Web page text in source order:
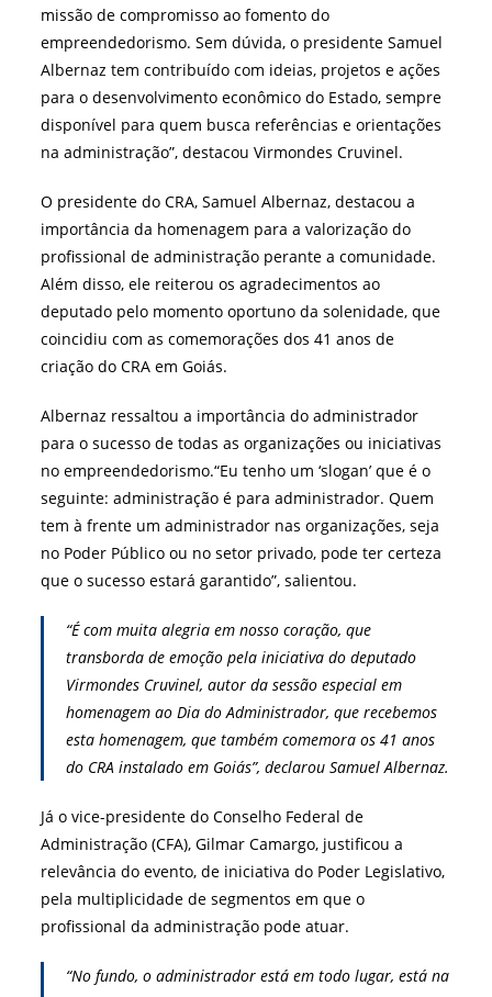
missão de compromisso ao fomento do
empreendedorismo. Sem dúvida, o presidente Samuel
Albernaz tem contribuído com ideias, projetos e ações
para o desenvolvimento econômico do Estado, sempre
disponível para quem busca referências e orientações
na administração”, destacou Virmondes Cruvinel.
O presidente do CRA, Samuel Albernaz, destacou a
importância da homenagem para a valorização do
profissional de administração perante a comunidade.
Além disso, ele reiterou os agradecimentos ao
deputado pelo momento oportuno da solenidade, que
coincidiu com as comemorações dos 41 anos de
criação do CRA em Goiás.
Albernaz ressaltou a importância do administrador
para o sucesso de todas as organizações ou iniciativas
no empreendedorismo.“Eu tenho um ‘slogan’ que é o
seguinte: administração é para administrador. Quem
tem à frente um administrador nas organizações, seja
no Poder Público ou no setor privado, pode ter certeza
que o sucesso estará garantido”, salientou.
“É com muita alegria em nosso coração, que
transborda de emoção pela iniciativa do deputado
Virmondes Cruvinel, autor da sessão especial em
homenagem ao Dia do Administrador, que recebemos
esta homenagem, que também comemora os 41 anos
do CRA instalado em Goiás”, declarou Samuel Albernaz.
Já o vice-presidente do Conselho Federal de
Administração (CFA), Gilmar Camargo, justificou a
relevância do evento, de iniciativa do Poder Legislativo,
pela multiplicidade de segmentos em que o
profissional da administração pode atuar.
“No fundo, o administrador está em todo lugar, está na